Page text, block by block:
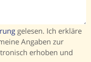
gelesen. Ich erkläre
Angaben zur
erhoben und